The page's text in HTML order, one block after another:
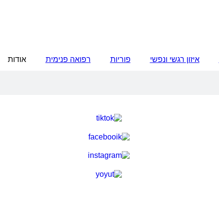
איזון רגשי ונפשי פוריות רפואה פנימית אודות